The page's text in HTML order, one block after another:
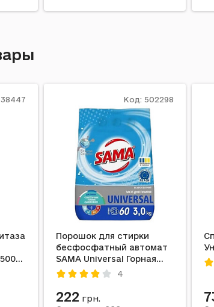
Порошок для стирки
бесфосфатный автомат
SAMA Universal Горная
Свежесть 3 кг 4
Код: 502298
222 грн.